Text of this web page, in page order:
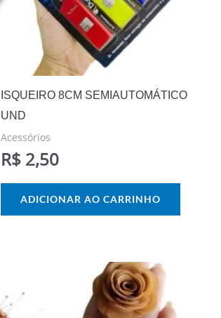
ISQUEIRO 8CM SEMIAUTOMÁTICO
UND
Acessórios
R$2,50
ADICIONAR AO CARRINHO